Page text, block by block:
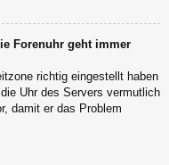
Forenuhr geht immer
richtig eingestellt haben
Uhr des Servers vermutlich
damit er das Problem